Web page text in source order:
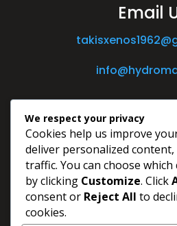
Email
We respect your privacy
Cookies help us improve
deliver personalized content,
traffic. You can choose
by clicking Customize. Click
consent or Reject All to
cookies.